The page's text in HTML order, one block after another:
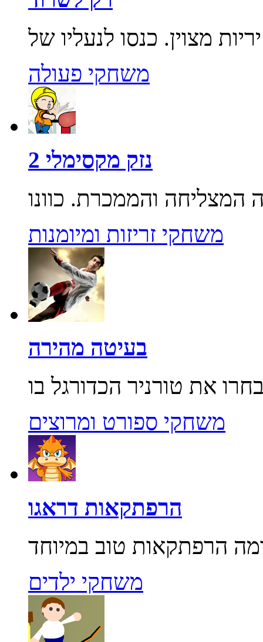
משחקי פעולה
נזק מקסימלי 2
משחקי זריזות ומיומנות
בעיטה מהירה
משחקי ספורט ומרוצים
הרפתקאות דראגו
משחקי ילדים